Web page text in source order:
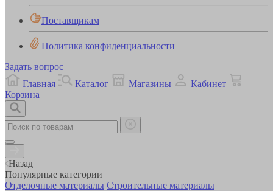
Поставщикам
Политика конфиденциальности
Задать вопрос
Главная
Каталог Магазины
Кабинет
Корзина
Назад
Популярные категории
Отделочные материалы Строительные материалы